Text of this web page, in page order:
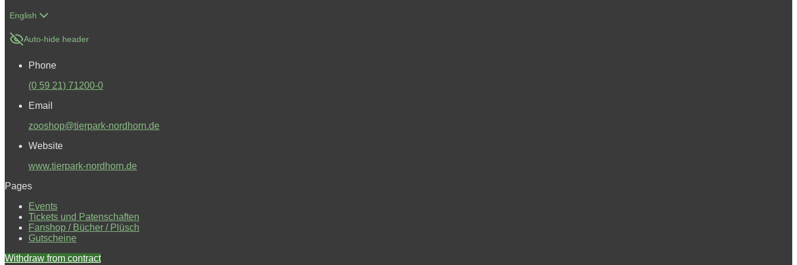
English
Auto-hide header
Phone
(0 59 21) 71200-0
Email
zooshop@tierpark-nordhorn.de
Website
www.tierpark-nordhorn.de
Pages
Events
Tickets und Patenschaften
Fanshop / Bücher / Plüsch
Gutscheine
Withdraw from contract